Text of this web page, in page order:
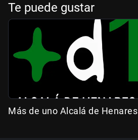
Te puede gustar
Más de uno Alcalá de Henares